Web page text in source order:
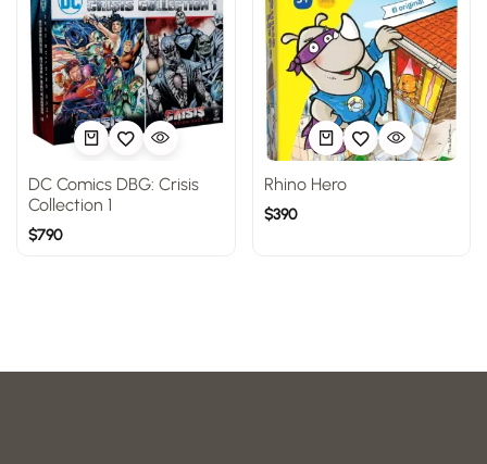
DC Comics DBG: Crisis
Collection 1
$790
Rhino Hero
$390